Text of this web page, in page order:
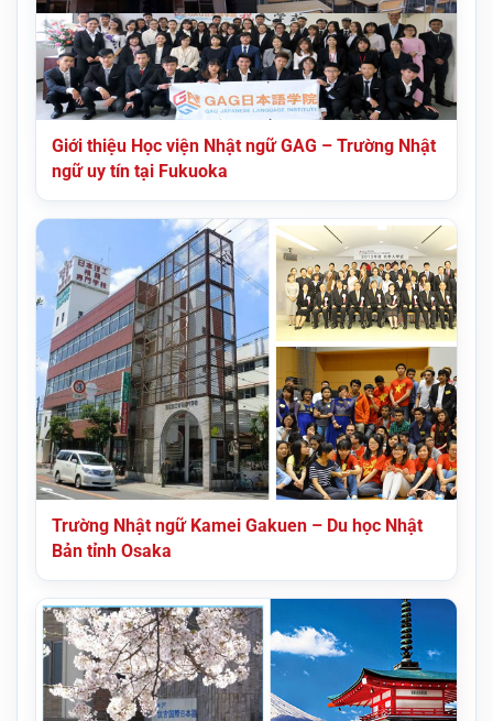
Giới thiệu Học viện Nhật ngữ GAG – Trường Nhật
ngữ uy tín tại Fukuoka
Trường Nhật ngữ Kamei Gakuen – Du học Nhật
Bản tỉnh Osaka